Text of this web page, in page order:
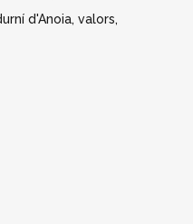
d'Anoia valors